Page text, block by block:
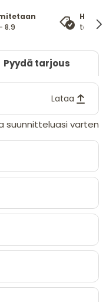
8.9
takaa
Pyydä tarjous
Lataa
suunnitteluasi varten